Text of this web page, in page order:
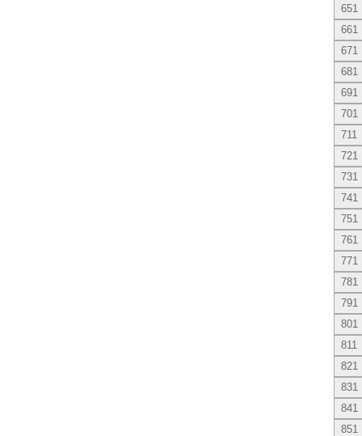
651
661
671
681
691
701
711
721
731
741
751
761
771
781
791
801
811
821
831
841
851